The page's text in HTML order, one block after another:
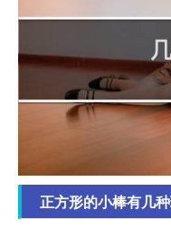
正方形的小棒有几